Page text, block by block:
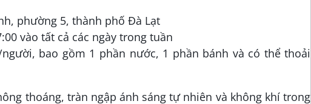
phường 5, thành phố Đà Lạt
vào tất cả các ngày trong tuần
bao gồm 1 phần nước, 1 phần bánh và có thể thoải
thoáng, tràn ngập ánh sáng tự nhiên và không khí trong